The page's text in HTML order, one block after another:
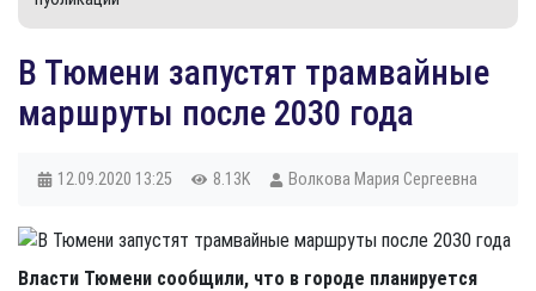
В Тюмени запустят трамвайные
маршруты после 2030 года
12.09.2020 13:25 8.13K Волкова Мария Сергеевна
Власти Тюмени сообщили, что в городе планируется